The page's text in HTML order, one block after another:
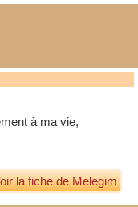
à ma vie,
la fiche de Melegim